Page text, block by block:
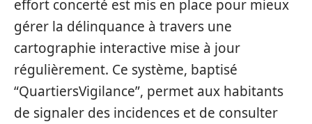
effort concerté est mis en place pour mieux
gérer la délinquance à travers une
cartographie interactive mise à jour
régulièrement. Ce système, baptisé
“QuartiersVigilance”, permet aux habitants
de signaler des incidences et de consulter